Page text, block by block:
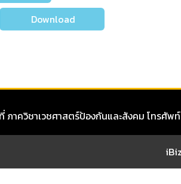
Download
ภาควิชาเวชศาสตร์ป้องกันและสังคม โทรศั